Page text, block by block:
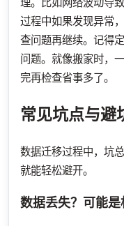
理。比如网络波动导
过程中如果发现异常
查问题再继续。记得
问题。就像搬家时，
完再检查省事多了。
常见坑点与避
数据迁移过程中，坑
就能轻松避开。
数据丢失？可能是